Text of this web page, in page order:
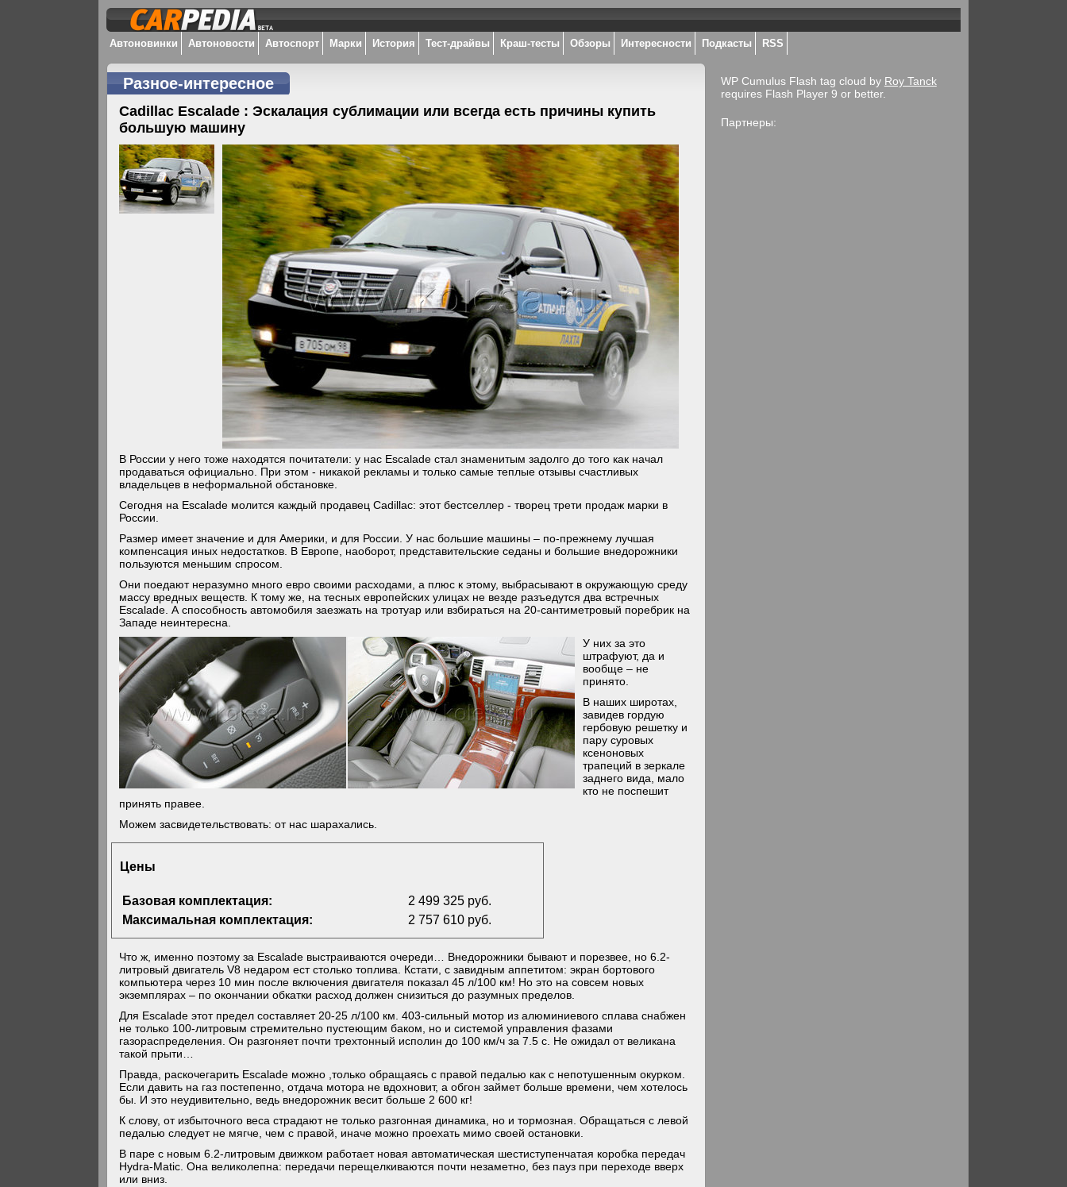
Автоновинки Автоновости Автоспорт Марки История Тест-драйвы Краш-тесты Обзоры Интересности Подкасты RSS
Разное-интересное
Cadillac Escalade : Эскалация сублимации или всегда есть причины купить
большую машину
В России у него тоже находятся почитатели: у нас Escalade стал знаменитым задолго до того как начал
продаваться официально. При этом - никакой рекламы и только самые теплые отзывы счастливых
владельцев в неформальной обстановке.
Сегодня на Escalade молится каждый продавец Cadillac: этот бестселлер - творец трети продаж марки в
России.
Размер имеет значение и для Америки, и для России. У нас большие машины – по-прежнему лучшая
компенсация иных недостатков. В Европе, наоборот, представительские седаны и большие внедорожники
пользуются меньшим спросом.
Они поедают неразумно много евро своими расходами, а плюс к этому, выбрасывают в окружающую среду
массу вредных веществ. К тому же, на тесных европейских улицах не везде разъедутся два встречных
Escalade. А способность автомобиля заезжать на тротуар или взбираться на 20-сантиметровый поребрик на
Западе неинтересна.
У них за это
штрафуют, да и
вообще – не
принято.
В наших широтах,
завидев гордую
гербовую решетку и
пару суровых
ксеноновых
трапеций в зеркале
заднего вида, мало
кто не поспешит
принять правее.
Можем засвидетельствовать: от нас шарахались.
Цены
Базовая комплектация:
2 499 325 руб.
Максимальная комплектация:
2 757 610 руб.
Что ж, именно поэтому за Escalade выстраиваются очереди… Внедорожники бывают и порезвее, но 6.2-
литровый двигатель V8 недаром ест столько топлива. Кстати, с завидным аппетитом: экран бортового
компьютера через 10 мин после включения двигателя показал 45 л/100 км! Но это на совсем новых
экземплярах – по окончании обкатки расход должен снизиться до разумных пределов.
Для Escalade этот предел составляет 20-25 л/100 км. 403-сильный мотор из алюминиевого сплава снабжен
не только 100-литровым стремительно пустеющим баком, но и системой управления фазами
газораспределения. Он разгоняет почти трехтонный исполин до 100 км/ч за 7.5 с. Не ожидал от великана
такой прыти…
Правда, раскочегарить Escalade можно ,только обращаясь с правой педалью как с непотушенным окурком.
Если давить на газ постепенно, отдача мотора не вдохновит, а обгон займет больше времени, чем хотелось
бы. И это неудивительно, ведь внедорожник весит больше 2 600 кг!
К слову, от избыточного веса страдают не только разгонная динамика, но и тормозная. Обращаться с левой
педалью следует не мягче, чем с правой, иначе можно проехать мимо своей остановки.
В паре с новым 6.2-литровым движком работает новая автоматическая шестиступенчатая коробка передач
Hydra-Matic. Она великолепна: передачи перещелкиваются почти незаметно, без пауз при переходе вверх
или вниз.
WP Cumulus Flash tag cloud by Roy Tanck
requires Flash Player 9 or better.
Партнеры: